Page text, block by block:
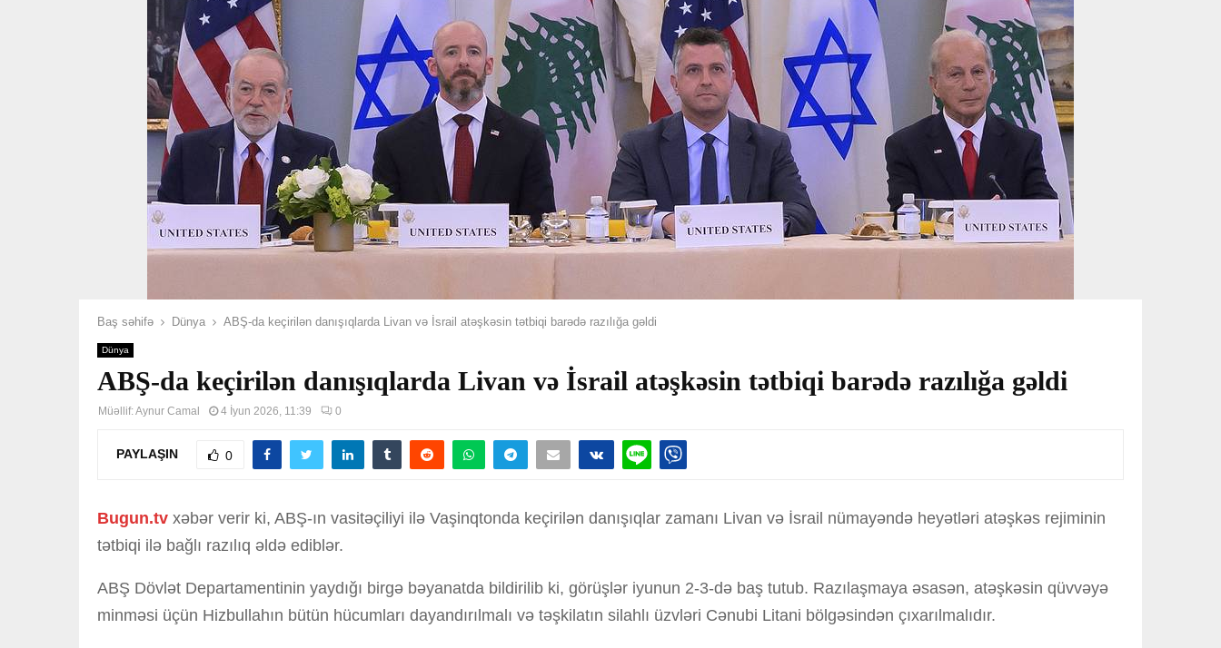
Baş səhifə Dünya ABŞ-da keçirilən danışıqlarda Livan və İsrail atəşkəsin tətbiqi barədə razılığa gəldi
Dünya
ABŞ-da keçirilən danışıqlarda Livan və İsrail atəşkəsin tətbiqi barədə razılığa gəldi
Müəllif:Aynur Camal 4 İyun 2026, 11:39 0
PAYLAŞIN 0
Bugun.tv xəbər verir ki, ABŞ-ın vasitəçiliyi ilə Vaşinqtonda keçirilən danışıqlar zamanı Livan və İsrail nümayəndə heyətləri atəşkəs rejiminin
tətbiqi ilə bağlı razılıq əldə ediblər.
ABŞ Dövlət Departamentinin yaydığı birgə bəyanatda bildirilib ki, görüşlər iyunun 2-3-də baş tutub. Razılaşmaya əsasən, atəşkəsin qüvvəyə
minməsi üçün Hizbullahın bütün hücumları dayandırılmalı və təşkilatın silahlı üzvləri Cənubi Litani bölgəsindən çıxarılmalıdır.